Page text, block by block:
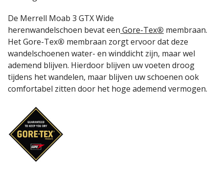
De Merrell Moab 3 GTX Wide
herenwandelschoen bevat een Gore-Tex® membraan.
Het Gore-Tex® membraan zorgt ervoor dat deze
wandelschoenen water- en winddicht zijn, maar wel
ademend blijven. Hierdoor blijven uw voeten droog
tijdens het wandelen, maar blijven uw schoenen ook
comfortabel zitten door het hoge ademend vermogen.